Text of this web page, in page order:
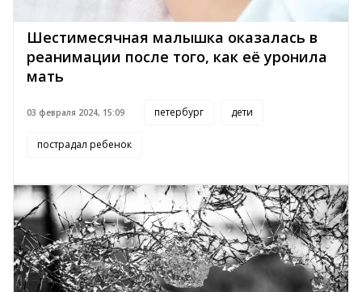
Шестимесячная малышка оказалась в
реанимации после того, как её уронила
мать
03 февраля 2024, 15:09 петербург дети
пострадал ребенок